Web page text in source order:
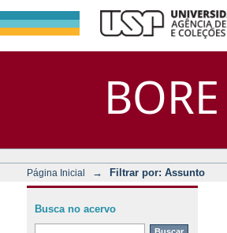
BORE
Página Inicial → Filtrar por: Assunto
Busca no acervo